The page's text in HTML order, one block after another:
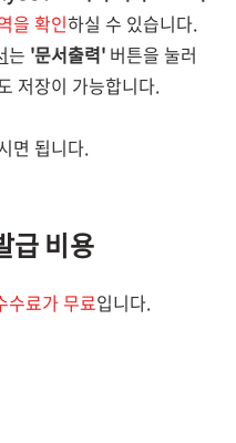
을 확인하실 수 있습니다.
는 '문서출력'버튼을 눌러
저장이 가능합니다.
면 됩니다.
급 비용
수료가 무료입니다.